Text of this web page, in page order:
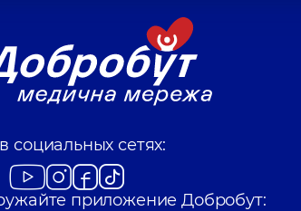
социальных сетях:
приложение Добробут: